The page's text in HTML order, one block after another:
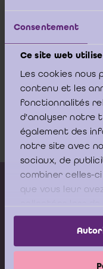
Consentement
Ce site web
Les cookies
contenu et les
fonctionnalités
d'analyser notre
également des
notre site avec
sociaux, de
combiner celles-
que vous leur
services.
artikelen 167 tot
en taksen inzake
de inwerkingtreding
Arrest
Gepubliceerde
Modeldocumenten
Boeken